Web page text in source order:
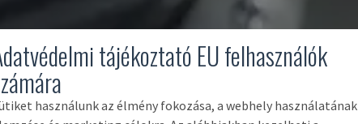
tájékoztató EU felhasználók
használunk az élmény fokozása, a webhely használatának